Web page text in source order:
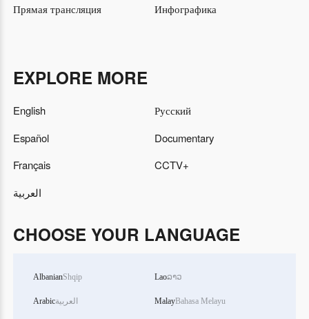
Прямая трансляция Инфографика
EXPLORE MORE
English
Español
Français
العربية
Русский
Documentary
CCTV+
CHOOSE YOUR LANGUAGE
AlbanianShqip
Arabicالعربية
Laoລາວ
MalayBahasa Melayu